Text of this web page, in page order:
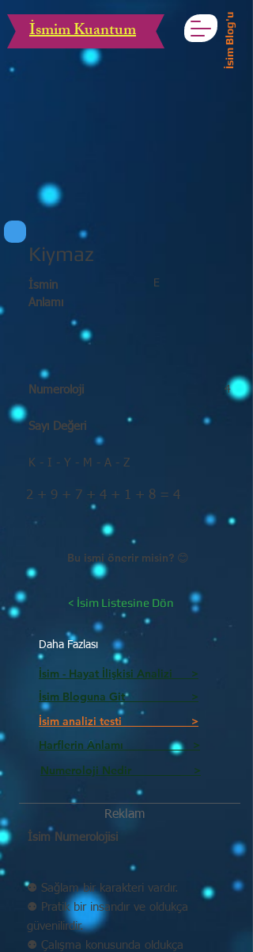
İsmim Kuantum İsim Blog'u
Kiymaz
E
İsmin
Anlamı
Numeroloji
Sayı Değeri
4
K - I - Y - M - A - Z
2 + 9 + 7 + 4 + 1 + 8 = 4
Bu ismi önerir misin? 😊
< İsim Listesine Dön
Daha Fazlası
İsim - Hayat İlişkisi Analizi >
İsim Bloguna Git >
İsim analizi testi >
Harflerin Anlamı >
Numeroloji Nedir_________ >
Reklam
İsim Numerolojisi
⚉ Sağlam bir karakteri vardır.
⚉ Pratik bir insandır ve oldukça
güvenilirdir.
⚉ Çalışma konusunda oldukça